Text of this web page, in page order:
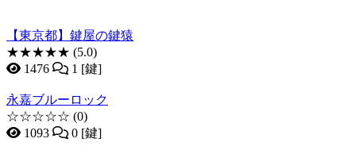
【東京都】鍵屋の鍵猿
★★★★★ (5.0)
1476
1 [鍵]
永嘉ブルーロック
☆☆☆☆☆ (0)
1093
0 [鍵]